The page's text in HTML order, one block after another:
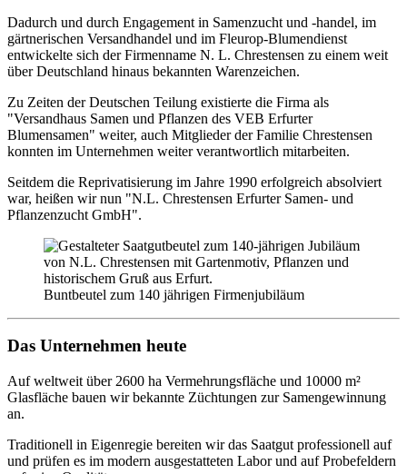
Dadurch und durch Engagement in Samenzucht und -handel, im
gärtnerischen Versandhandel und im Fleurop-Blumendienst
entwickelte sich der Firmenname N. L. Chrestensen zu einem weit
über Deutschland hinaus bekannten Warenzeichen.
Zu Zeiten der Deutschen Teilung existierte die Firma als
"Versandhaus Samen und Pflanzen des VEB Erfurter
Blumensamen" weiter, auch Mitglieder der Familie Chrestensen
konnten im Unternehmen weiter verantwortlich mitarbeiten.
Seitdem die Reprivatisierung im Jahre 1990 erfolgreich absolviert
war, heißen wir nun "N.L. Chrestensen Erfurter Samen- und
Pflanzen­zucht GmbH".
Buntbeutel zum 140 jährigen Firmenjubiläum
Das Unternehmen heute
Auf weltweit über 2600 ha Vermehrungsfläche und 10000 m²
Glasfläche bauen wir bekannte Züchtungen zur Samengewinnung
an.
Traditionell in Eigenregie bereiten wir das Saatgut professionell auf
und prüfen es im modern ausgestatteten Labor und auf Probefeldern